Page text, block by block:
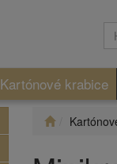
Kartónové krabice